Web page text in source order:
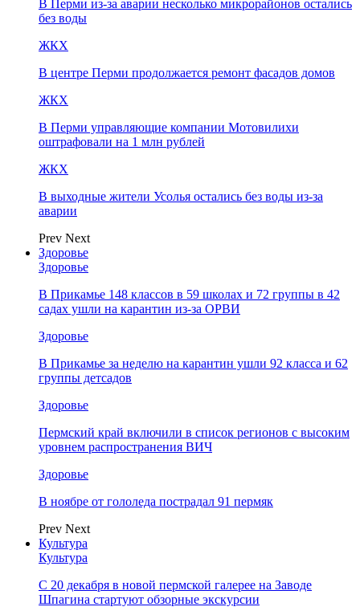
В Перми из-за аварии несколько микрорайонов остались
без воды
ЖКХ
В центре Перми продолжается ремонт фасадов домов
ЖКХ
В Перми управляющие компании Мотовилихи
оштрафовали на 1 млн рублей
ЖКХ
В выходные жители Усолья остались без воды из-за
аварии
Prev Next
Здоровье
Здоровье
В Прикамье 148 классов в 59 школах и 72 группы в 42
садах ушли на карантин из-за ОРВИ
Здоровье
В Прикамье за неделю на карантин ушли 92 класса и 62
группы детсадов
Здоровье
Пермский край включили в список регионов с высоким
уровнем распространения ВИЧ
Здоровье
В ноябре от гололеда пострадал 91 пермяк
Prev Next
Культура
Культура
С 20 декабря в новой пермской галерее на Заводе
Шпагина стартуют обзорные экскурсии